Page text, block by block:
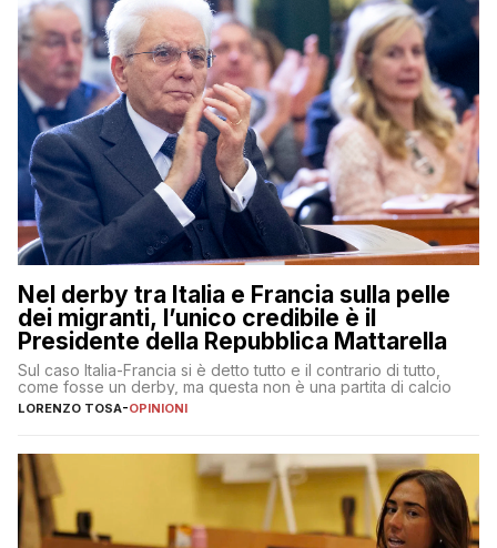
Nel derby tra Italia e Francia sulla pelle
dei migranti, l’unico credibile è il
Presidente della Repubblica Mattarella
Sul caso Italia-Francia si è detto tutto e il contrario di tutto,
come fosse un derby, ma questa non è una partita di calcio
LORENZO TOSA-OPINIONI